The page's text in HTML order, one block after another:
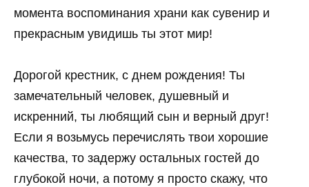
момента воспоминания храни как сувенир и
прекрасным увидишь ты этот мир!
Дорогой крестник, с днем рождения! Ты
замечательный человек, душевный и
искренний, ты любящий сын и верный друг!
Если я возьмусь перечислять твои хорошие
качества, то задержу остальных гостей до
глубокой ночи, а потому я просто скажу, что